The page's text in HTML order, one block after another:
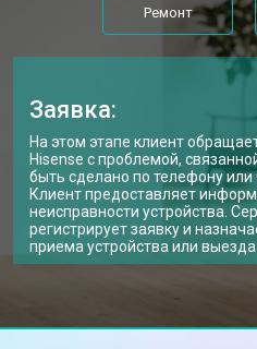
Ремонт
Заявка:
На этом этапе клиент
Hisense с проблемой,
быть сделано по телефону или
Клиент предоставляет
неисправности устройства.
регистрирует заявку и
приема устройства или выезда